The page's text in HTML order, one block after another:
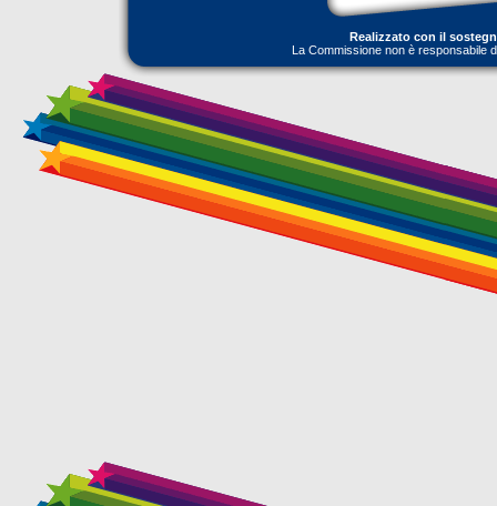
Realizzato con il
La Commissione non è responsabile